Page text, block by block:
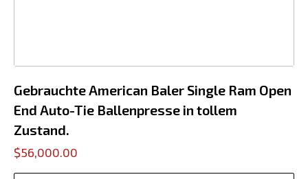
Gebrauchte American Baler Single Ram Open
End Auto-Tie Ballenpresse in tollem
Zustand.
$56,000.00